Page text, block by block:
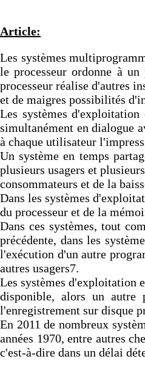
Article:
Les systèmes
le processeur ordonne à
processeur réalise d'autres
et de maigres possibilités
Les systèmes
simultanément en dialogue
à chaque utilisateur
Un système en temps
plusieurs usagers et
consommateurs et de la
Dans les systèmes
du processeur et de la
Dans ces systèmes, tout
précédente, dans les
l'exécution d'un autre
autres usagers7.
Les systèmes d'exploitation
disponible, alors un autre
l'enregistrement sur disque
En 2011 de nombreux
années 1970, entre autres
c'est-à-dire dans un délai